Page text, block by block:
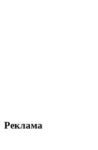
Реклама